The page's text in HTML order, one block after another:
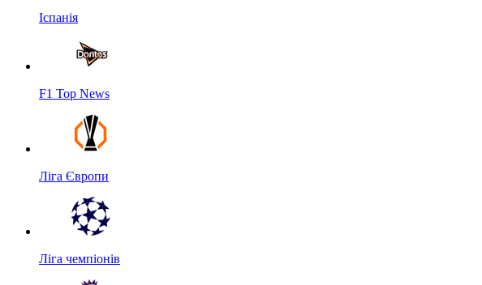
Іспанія
F1 Top News
Ліга Європи
Ліга чемпіонів